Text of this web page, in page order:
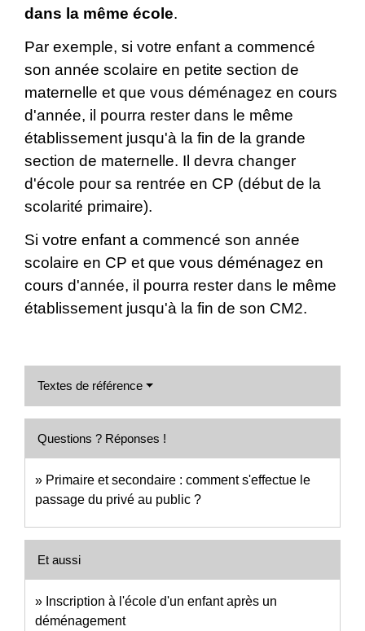
dans la même école.
Par exemple, si votre enfant a commencé
son année scolaire en petite section de
maternelle et que vous déménagez en cours
d'année, il pourra rester dans le même
établissement jusqu'à la fin de la grande
section de maternelle. Il devra changer
d'école pour sa rentrée en CP (début de la
scolarité primaire).
Si votre enfant a commencé son année
scolaire en CP et que vous déménagez en
cours d'année, il pourra rester dans le même
établissement jusqu'à la fin de son CM2.
Textes de référence
Questions ? Réponses !
Primaire et secondaire : comment s'effectue le
passage du privé au public ?
Et aussi
Inscription à l'école d'un enfant après un
déménagement